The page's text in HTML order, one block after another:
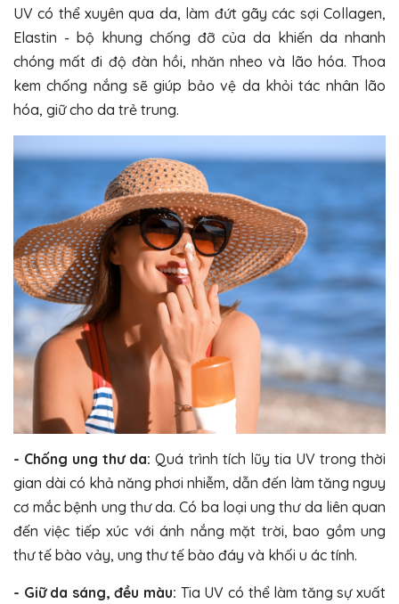
UV có thể xuyên qua da, làm đứt gãy các sợi Collagen,
Elastin - bộ khung chống đỡ của da khiến da nhanh
chóng mất đi độ đàn hồi, nhăn nheo và lão hóa. Thoa
kem chống nắng sẽ giúp bảo vệ da khỏi tác nhân lão
hóa, giữ cho da trẻ trung.
- Chống ung thư da:Quá trình tích lũy tia UV trong thời
gian dài có khả năng phơi nhiễm, dẫn đến làm tăng nguy
cơ mắc bệnh ung thư da. Có ba loại ung thư da liên quan
đến việc tiếp xúc với ánh nắng mặt trời, bao gồm ung
thư tế bào vảy, ung thư tế bào đáy và khối u ác tính.
- Giữ da sáng, đều màu: Tia UV có thể làm tăng sự xuất